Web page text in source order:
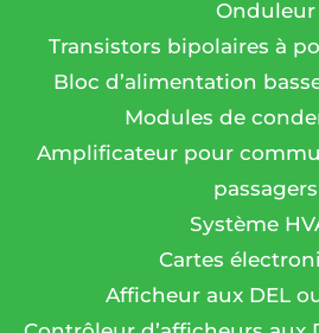
Onduleur
Transistors bipolaires à
Bloc d’alimentation
Modules de
Amplificateur pour
passagers
Système
Cartes
Afficheur aux DEL